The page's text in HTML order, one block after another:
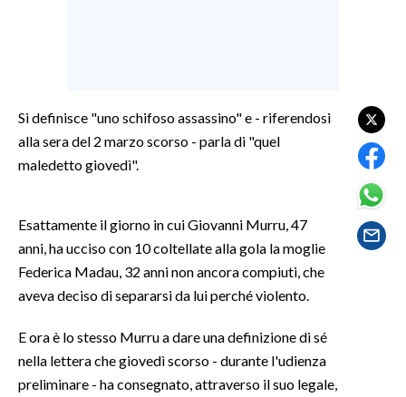
SPETTACOLI
SALUTE
SARDEGNA TURISMO
NOTIZIE
Si definisce "uno schifoso assassino" e - riferendosi
alla sera del 2 marzo scorso - parla di "quel
maledetto giovedì".
Esattamente il giorno in cui Giovanni Murru, 47
anni, ha ucciso con 10 coltellate alla gola la moglie
Federica Madau, 32 anni non ancora compiuti, che
aveva deciso di separarsi da lui perché violento.
E ora è lo stesso Murru a dare una definizione di sé
nella lettera che giovedì scorso - durante l'udienza
preliminare - ha consegnato, attraverso il suo legale,